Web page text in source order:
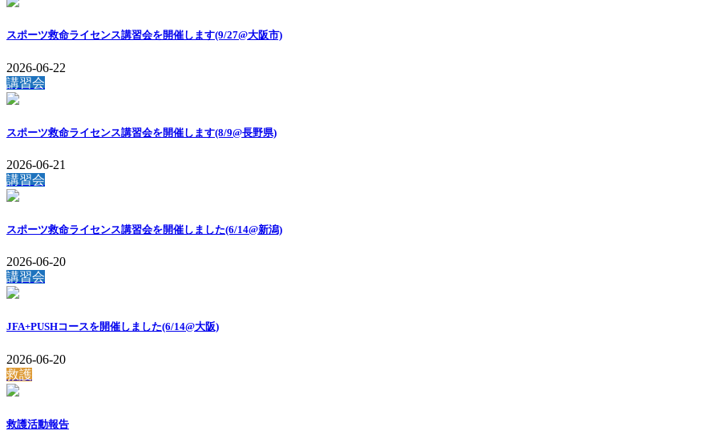
スポーツ救命ライセンス講習会を開催します(9/27@大阪市)
2026-06-22
講習会
スポーツ救命ライセンス講習会を開催します(8/9@長野県)
2026-06-21
講習会
スポーツ救命ライセンス講習会を開催しました(6/14@新潟)
2026-06-20
講習会
JFA+PUSHコースを開催しました(6/14@大阪)
2026-06-20
救護
救護活動報告